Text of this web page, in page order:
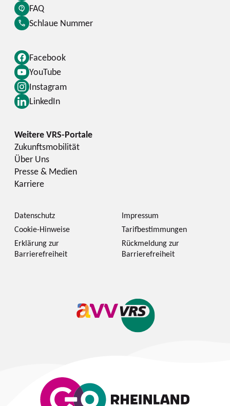
Facebook
YouTube
Instagram
LinkedIn
FAQ
Schlaue Nummer
Zukunftsmobilität
Über Uns
Presse & Medien
Karriere
Datenschutz
Impressum
Cookie-Hinweise
Tarifbestimmungen
Erklärung zur
Barrierefreiheit
Rückmeldung zur
Barrierefreiheit